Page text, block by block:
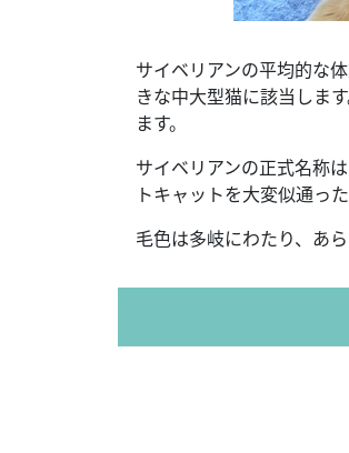
サイベリアンの平均的な
きな中大型猫に該当しま
ます。
サイベリアンの正式名称
トキャットを大変似通っ
毛色は多岐にわたり、あ